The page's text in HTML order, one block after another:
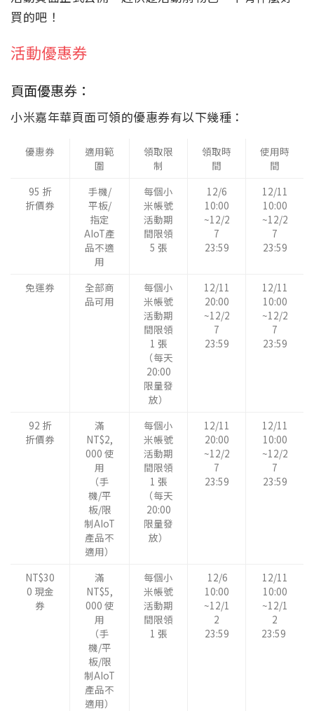
買的吧！
活動優惠券
頁面優惠券：
小米嘉年華頁面可領的優惠券有以下幾種：
優惠券
適用範
圍
領取限
制
領取時
間
使用時
間
95 折
折價券
手機/
平板/
指定
AIoT產
品不適
用
每個小
米帳號
活動期
間限領
5 張
12/6
10:00
~12/2
7
23:59
12/11
10:00
~12/2
7
23:59
免運券
全部商
品可用
每個小
米帳號
活動期
間限領
1 張
（每天
20:00
限量發
放）
12/11
20:00
~12/2
7
23:59
12/11
10:00
~12/2
7
23:59
92 折
折價券
滿
NT$2,
000 使
用
（手
機/平
板/限
制AIoT
產品不
適用）
每個小
米帳號
活動期
間限領
1 張
（每天
20:00
限量發
放）
12/11
20:00
~12/2
7
23:59
12/11
10:00
~12/2
7
23:59
NT$30
0 現金
券
滿
NT$5,
000 使
用
（手
機/平
板/限
制AIoT
產品不
適用）
每個小
米帳號
活動期
間限領
1 張
12/6
10:00
~12/1
2
23:59
12/11
10:00
~12/1
2
23:59